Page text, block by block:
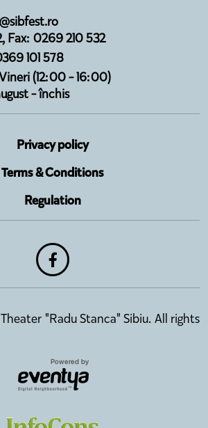
Fax: 0269 210 532
101 578
(12:00 - 16:00)
- închis
Privacy policy
Terms & Conditions
Regulation
"Radu Stanca" Sibiu. All rights